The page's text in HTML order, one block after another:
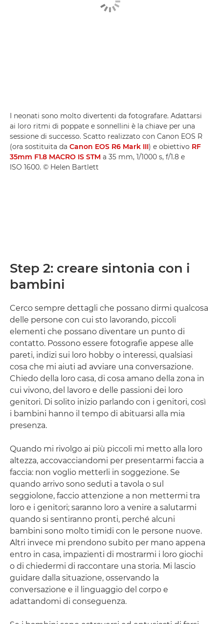
I neonati sono molto divertenti da fotografare. Adattarsi
ai loro ritmi di poppate e sonnellini è la chiave per una
sessione di successo. Scatto realizzato con Canon EOS R
(ora sostituita da Canon EOS R6 Mark III) e obiettivo RF
35mm F1.8 MACRO IS STM a 35 mm, 1/1000 s, f/1.8 e
ISO 1600. © Helen Bartlett
Step 2: creare sintonia con i
bambini
Cerco sempre dettagli che possano dirmi qualcosa
delle persone con cui sto lavorando, piccoli
elementi che possano diventare un punto di
contatto. Possono essere fotografie appese alle
pareti, indizi sui loro hobby o interessi, qualsiasi
cosa che mi aiuti ad avviare una conversazione.
Chiedo della loro casa, di cosa amano della zona in
cui vivono, del lavoro e delle passioni dei loro
genitori. Di solito inizio parlando con i genitori, così
i bambini hanno il tempo di abituarsi alla mia
presenza.
Quando mi rivolgo ai più piccoli mi metto alla loro
altezza, accovacciandomi per presentarmi faccia a
faccia: non voglio metterli in soggezione. Se
quando arrivo sono seduti a tavola o sul
seggiolone, faccio attenzione a non mettermi tra
loro e i genitori; saranno loro a venire a salutarmi
quando si sentiranno pronti, perché alcuni
bambini sono molto timidi con le persone nuove.
Altri invece mi prendono subito per mano appena
entro in casa, impazienti di mostrarmi i loro giochi
o di chiedermi di raccontare una storia. Mi lascio
guidare dalla situazione, osservando la
conversazione e il linguaggio del corpo e
adattandomi di conseguenza.